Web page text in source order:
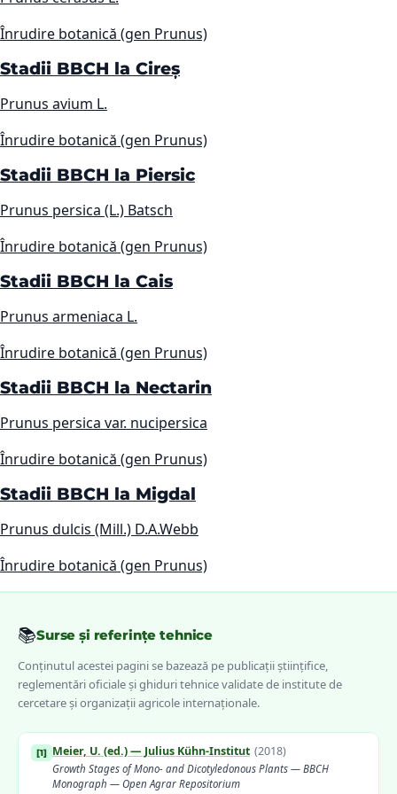
Înrudire botanică (gen Prunus)
Stadii BBCH la Cireș
Prunus avium L.
Înrudire botanică (gen Prunus)
Stadii BBCH la Piersic
Prunus persica (L.) Batsch
Înrudire botanică (gen Prunus)
Stadii BBCH la Cais
Prunus armeniaca L.
Înrudire botanică (gen Prunus)
Stadii BBCH la Nectarin
Prunus persica var. nucipersica
Înrudire botanică (gen Prunus)
Stadii BBCH la Migdal
Prunus dulcis (Mill.) D.A.Webb
Înrudire botanică (gen Prunus)
📚Surse și referințe tehnice
Conținutul acestei pagini se bazează pe publicații științifice,
reglementări oficiale și ghiduri tehnice validate de institute de
cercetare și organizații agricole internaționale.
[1] Meier, U. (ed.) — Julius Kühn-Institut (2018)
Growth Stages of Mono- and Dicotyledonous Plants — BBCH
Monograph — Open Agrar Repositorium